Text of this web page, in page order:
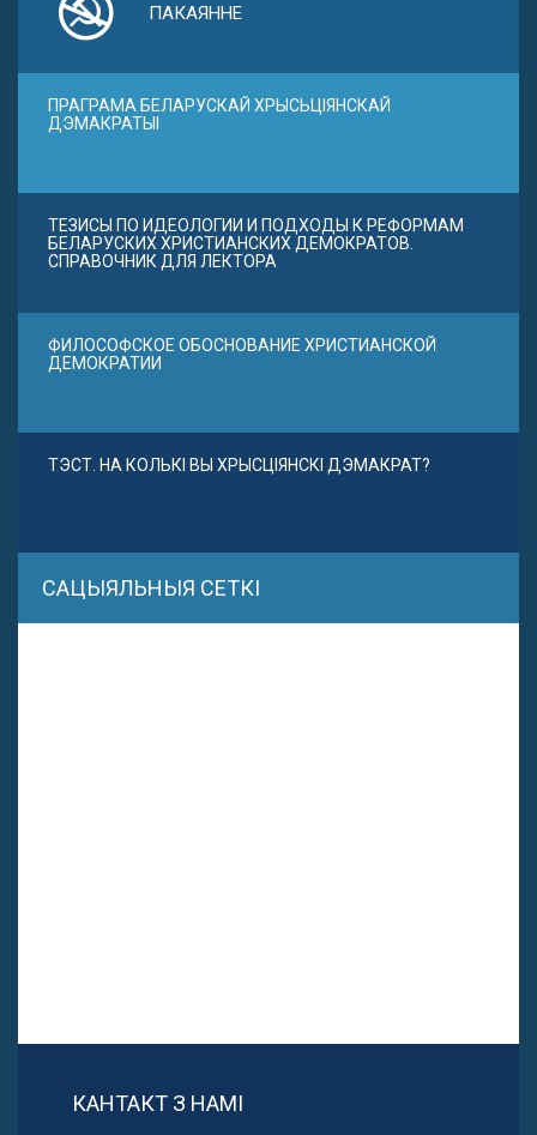
ПАКАЯННЕ
ПРАГРАМА БЕЛАРУСКАЙ ХРЫСЬЦІЯНСКАЙ
ДЭМАКРАТЫІ
ТЕЗИСЫ ПО ИДЕОЛОГИИ И ПОДХОДЫ К РЕФОРМАМ
БЕЛАРУСКИХ ХРИСТИАНСКИХ ДЕМОКРАТОВ.
СПРАВОЧНИК ДЛЯ ЛЕКТОРА
ФИЛОСОФСКОЕ ОБОСНОВАНИЕ ХРИСТИАНСКОЙ
ДЕМОКРАТИИ
ТЭСТ. НА КОЛЬКІ ВЫ ХРЫСЦІЯНСКІ ДЭМАКРАТ?
САЦЫЯЛЬНЫЯ СЕТКІ
КАНТАКТ З НАМІ